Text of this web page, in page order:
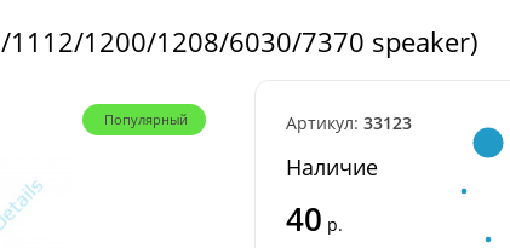
1200/1208/6030/7370 speaker)
Популярный Артикул: 33123
Наличие
40 р.